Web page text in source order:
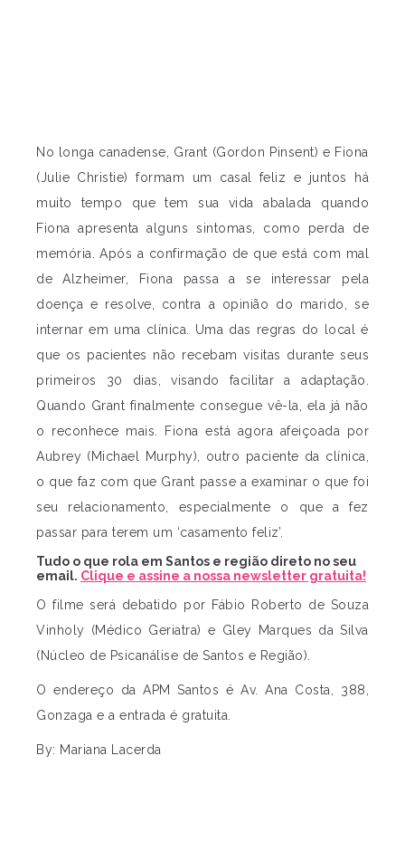
No longa canadense, Grant (Gordon Pinsent) e Fiona
(Julie Christie) formam um casal feliz e juntos há
muito tempo que tem sua vida abalada quando
Fiona apresenta alguns sintomas, como perda de
memória. Após a confirmação de que está com mal
de Alzheimer, Fiona passa a se interessar pela
doença e resolve, contra a opinião do marido, se
internar em uma clínica. Uma das regras do local é
que os pacientes não recebam visitas durante seus
primeiros 30 dias, visando facilitar a adaptação.
Quando Grant finalmente consegue vê-la, ela já não
o reconhece mais. Fiona está agora afeiçoada por
Aubrey (Michael Murphy), outro paciente da clínica,
o que faz com que Grant passe a examinar o que foi
seu relacionamento, especialmente o que a fez
passar para terem um ‘casamento feliz’.
Tudo o que rola em Santos e região direto no seu
email. Clique e assine a nossa newsletter gratuita!
O filme será debatido por Fábio Roberto de Souza
Vinholy (Médico Geriatra) e Gley Marques da Silva
(Núcleo de Psicanálise de Santos e Região).
O endereço da APM Santos é Av. Ana Costa, 388,
Gonzaga e a entrada é gratuita.
By: Mariana Lacerda